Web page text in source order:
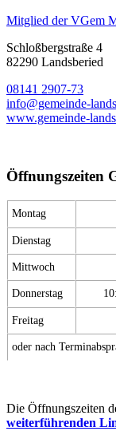
Mitglied der VGem
Schloßbergstraße 4
82290 Landsberied
08141 2907-73
info@gemeinde-
www.gemeinde-
Öffnungszeiten
Montag
Dienstag
Mittwoch
Donnerstag
Freitag
oder nach
Die Öffnungszeiten
weiterführenden